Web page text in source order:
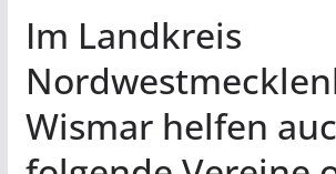
Im Landkreis
Wismar helfen